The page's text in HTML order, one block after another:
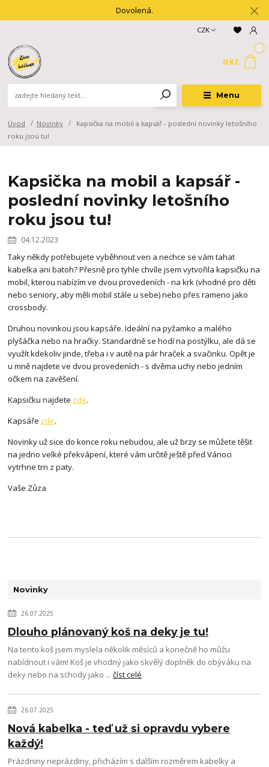
Dovolená.
Menu
CZK
0 Kč
Úvod Novinky
Kapsička na mobil a kapsář - poslední novinky letošního
roku jsou tu!
Novinky
26.07.2025
Dlouho plánovaný koš na deky je tu!
Na tento koš jsem myslela několik měsíců a konečně ho můžu
nabídnout i vám! Koš je vhodný jako skvělý doplněk do obýváku na
deky nebo na schody jako ...číst celé
26.07.2025
Nová kabelka - teď už si opravdu vybere
každý!
Prázdniny neprázdiny, přicházím s dalším rozměrem kabelky a
Kapsička na mobil a kapsář -
poslední novinky letošního
roku jsou tu!
04.12.2023
Taky někdy potřebujete vyběhnout ven a nechce se vám tahat
kabelka ani batoh? Přesně pro tyhle chvíle jsem vytvořila kapsičku na
mobil, kterou nabízím ve dvou provedeních - na krk (vhodné pro děti
nebo seniory, aby měli mobil stále u sebe) nebo přes rameno jako
crossbody.
Druhou novinkou jsou kapsáře. Ideální na pyžamko a malého
plyšáčka nebo na hračky. Standardně se hodí na postýlku, ale dá se
využít kdekoliv jinde, třeba i v autě na pár hraček a svačinku. Opět je
u mně najdete ve dvou provedeních - s dvěma uchy nebo jedním
očkem na zavěšení.
Kapsičku najdete zde.
Kapsáře zde.
Novinky už sice do konce roku nebudou, ale už brzy se můžete těšit
na jedno velké překvápení, které vám určitě ještě před Vánoci
vytrhne trn z paty.
Vaše Zůza